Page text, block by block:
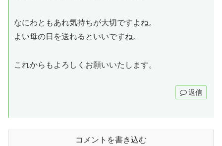
なにわともあれ気持ちが大切ですよね。
よい母の日を送れるといいですね。
これからもよろしくお願いいたします。
返信
コメントを書き込む